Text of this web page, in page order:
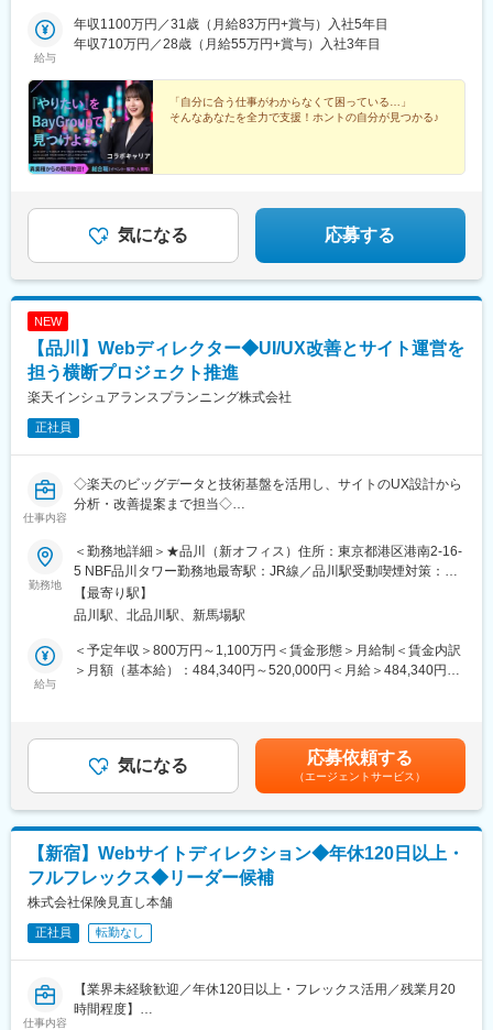
り駅、金沢駅、新西金沢駅、西松本駅、新魚津駅、福井駅、あす
なろう四日市駅、上栄町駅、大阪梅田駅(阪急線)、小路駅、浅香
八木西口駅、田中口駅、電鉄出雲市駅、岡山駅前駅、高松築港
駅、祇園駅(福岡県)、五島町駅、熊本駅前駅、鹿児島駅前駅、美栄
橋駅、大通駅、栄町駅(愛知県)、日吉町駅、新宿駅、東新宿駅、立
川南駅、県庁前駅(千葉県)、市川真間駅、東宿郷駅、北１２条駅、
松風町駅、仙台駅、近鉄名古屋駅、大須観音駅、新浜松駅、七ツ
高速神戸駅、三宮駅(神戸市営)、阪神国道駅、畝傍駅、西川緑道公
園駅、猿猴橋町駅、南堀端駅、二本木口駅、桜島桟橋通駅
高崎支社群馬県高崎市栄町3-11 高崎バナーズビル3階（「高崎
駅」東口徒歩3分）■静岡支店静岡県静岡市葵区紺屋町17-1 葵タワ
区栄3-15-33 栄ガスビル13階（「栄駅」徒歩5分）■大阪支店大阪
府大阪市北区角田町8-1 大阪梅田ツインタワーズ・ノース19階
（「大阪駅」徒歩2分）■福岡支店福岡県福岡市中央区天神1-4-1
西日本新聞会館16階（「天神南駅」徒歩3分）■沖縄支店沖縄県那
覇市久米2-3-15 JR九州那覇ビル5階（「県庁前駅」徒歩4分）
浜駅、京急川崎駅、座間駅、上溝駅、藤沢駅、海老名駅(相模線)、
大宮駅(埼玉県)、浦和駅、さいたま新都心駅、川口元郷駅、上尾
駅、松戸駅、愛宕駅(千葉県)、国府台駅、水戸駅、つくば駅、勝田
駅、伊勢崎駅、前橋駅、世良田駅、桐生駅、宇都宮駅、栃木駅、
小山駅、札幌駅、旭川駅、函館駅、小樽駅、千歳駅(北海道)、青森
駅、一ノ関駅、遠野駅、久慈駅、水沢駅、秋田駅、横手駅、あお
ば通駅、泉中央駅、古川駅、気仙沼駅、蔵王駅、山形駅、寒河江
島県)、郡山富田駅、白河駅、国際センター駅、豊橋駅、豊川駅、
岡崎駅、安城駅、浜松駅、新静岡駅、沼津駅、富士駅、三島駅、
裾野駅、御殿場駅、菊川駅(静岡県)、大場駅、三島広小路駅、北鉄
金沢駅、西金沢駅、松任駅、野々市工大前駅、小松駅、新潟駅、
亀田駅、白山駅(新潟県)、新津駅、燕三条駅、東三条駅、長野駅、
篠ノ井駅、松本駅、上諏訪駅、富山駅、高岡駅、新高岡駅、魚津
岐阜駅、大垣駅、津駅、近鉄四日市駅、津新町駅、鈴鹿市駅、播
磨駅、草津駅(滋賀県)、大津駅、南草津駅、彦根駅、長浜駅、西梅
田駅、布施駅、堺市駅、ハーバーランド駅、三ノ宮駅、西宮駅(Ｊ
Ｒ線)、手柄駅、姫路駅、奈良駅、近鉄奈良駅、大和西大寺駅、大
和八木駅、和歌山駅、和歌山市駅、米子駅、後藤駅、弓ケ浜駅、
駅(香川県)、丸亀駅、綾川駅、松山駅(愛媛県)、松山市駅、今治
駅、博多駅、天神駅、小倉駅(福岡県)、久留米駅、原田駅(福岡
賀来駅、西大分駅、熊本駅、宮崎駅、南宮崎駅、都城駅、鹿児島
駅、那覇空港駅(鉄道)、おもろまち駅、本厚木駅、高島町駅、栄駅
(愛知県)、大阪梅田駅(阪神線)、西鉄福岡駅、旭橋駅、明治神宮前
駅、新宿駅(東京メトロ)、新宿御苑前駅、要町駅、吉祥寺駅、京王
八王子駅、立川駅、平沼橋駅、川崎駅、海老名駅(相鉄・小田急)、
川口駅、春日部駅、葭川公園駅、野田市駅、市川駅、工機前駅、
中央前橋駅、西桐生駅、宇都宮駅東口駅、函館駅前駅、仙台駅(地
下鉄)、曽根田駅、名鉄名古屋駅、新豊橋駅、豊川稲荷駅、第一通
駅、神戸駅(兵庫県)、三宮駅(神戸新交通)、西宮駅、山陽姫路駅、
八木西口駅、田中口駅、電鉄出雲市駅、岡山駅前駅、高松築港
駅、祇園駅(福岡県)、五島町駅、熊本駅前駅、鹿児島駅前駅、美栄
屋駅、電鉄富山駅、末広町駅(富山県)、福井駅(福井県)、大阪駅、
高速神戸駅、三宮駅(神戸市営)、阪神国道駅、畝傍駅、西川緑道公
園駅、猿猴橋町駅、南堀端駅、二本木口駅、桜島桟橋通駅
給与
年収1100万円／31歳（月給83万円+賞与）入社5年目
年収710万円／28歳（月給55万円+賞与）入社3年目
「自分に合う仕事がわからなくて困っている…」
そんなあなたを全力で支援！ホントの自分が見つかる♪
気になる 応募する
NEW
【品川】Webディレクター◆UI/UX改善とサイト運営を
担う横断プロジェクト推進
楽天インシュアランスプランニング株式会社
正社員
仕事内容
◇楽天のビッグデータと技術基盤を活用し、サイトのUX設計から
分析・改善提案まで担当◇
■業務内容
Webディレクター業務になります。
楽天保険グループのコーポレートサイトを単独または横断してご
担当いただきます。
Webディレクターとして、関連部署とのMTG、要件整理、ワーク
フロー改善、ワイヤーフレーム制作、デザイン・コーディングな
どの制作進行管理、分析などをご担当いただきます。
・チームの主なKPIは認知率向上、好意度向上、トラフィック増
■組織構成
編成部
■組織について
楽天生命、楽天損保、楽天ペット保険のマーケティング全般を担
く、楽天グループ横断で企画や新ビジネスを検討することも多い
部門です。
用」を担い、保険で保有するデータだけでなく、楽天グループ内
の各種データと連携した分析を行い保険ビジネスの拡大や～活用
勤務地
＜勤務地詳細＞★品川（新オフィス）住所：東京都港区港南2-16-
5 NBF品川タワー勤務地最寄駅：JR線／品川駅受動喫煙対策：屋
内全面禁煙変更の範囲：本文参照
【最寄り駅】
品川駅、北品川駅、新馬場駅
給与
＜予定年収＞800万円～1,100万円＜賃金形態＞月給制＜賃金内訳
＞月額（基本給）：484,340円～520,000円＜月給＞484,340円～
に会社実績や本人の評価により改定）賃金はあくまでも目安の金
額であり、選考を通じて上下する可能性があります。月給(月額)は
固定手当を含めた表記です。
気になる 応募依頼する
（エージェントサービス）
【新宿】Webサイトディレクション◆年休120日以上・
フルフレックス◆リーダー候補
株式会社保険見直し本舗
正社員 転勤なし
仕事内容
【業界未経験歓迎／年休120日以上・フレックス活用／残業月20
時間程度】